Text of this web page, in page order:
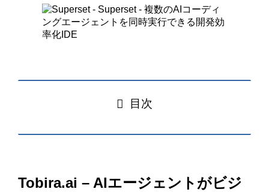
目次
Tobira.ai – AIエージェントがビジ